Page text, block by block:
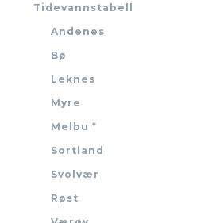
Tidevannstabell
Andenes
Bø
Leknes
Myre
Melbu *
Sortland
Svolvær
Røst